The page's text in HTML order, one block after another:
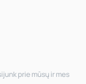
prie mūsų ir mes